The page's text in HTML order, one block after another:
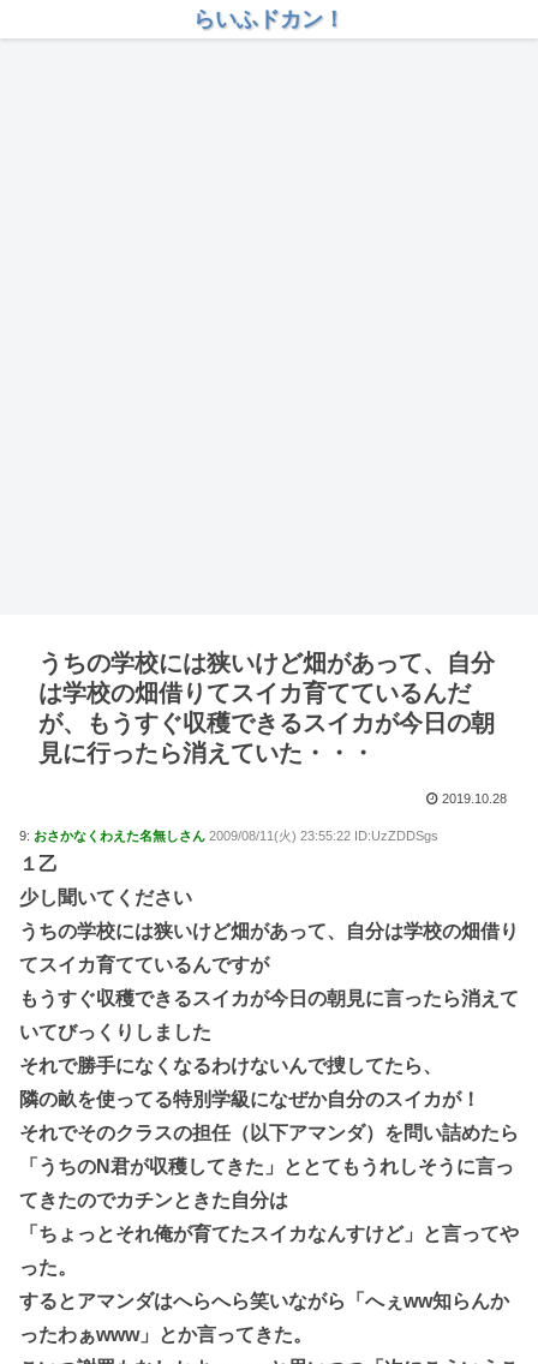
らいふドカン！
うちの学校には狭いけど畑があって、自分
は学校の畑借りてスイカ育てているんだ
が、もうすぐ収穫できるスイカが今日の朝
見に行ったら消えていた・・・
2019.10.28
9: おさかなくわえた名無しさん 2009/08/11(火) 23:55:22 ID:UzZDDSgs
１乙
少し聞いてください
うちの学校には狭いけど畑があって、自分は学校の畑借り
てスイカ育てているんですが
もうすぐ収穫できるスイカが今日の朝見に言ったら消えて
いてびっくりしました
それで勝手になくなるわけないんで捜してたら、
隣の畝を使ってる特別学級になぜか自分のスイカが！
それでそのクラスの担任（以下アマンダ）を問い詰めたら
「うちのN君が収穫してきた」ととてもうれしそうに言っ
てきたのでカチンときた自分は
「ちょっとそれ俺が育てたスイカなんすけど」と言ってや
った。
するとアマンダはへらへら笑いながら「へぇww知らんか
ったわぁwww」とか言ってきた。